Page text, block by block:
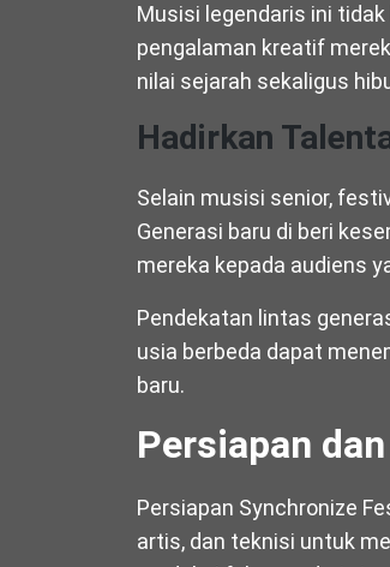
Musisi legendaris ini
pengalaman kreatif
nilai sejarah sekaligus
Hadirkan
Selain musisi senior,
Generasi baru di beri
mereka kepada audiens
Pendekatan lintas
usia berbeda dapat
baru.
Persiapan
Persiapan Synchronize
artis, dan teknisi untuk